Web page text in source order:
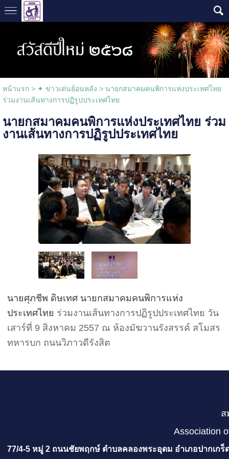
หน้าแรก> ✦ ข่าวเด่นย้อนหลัง > นายกสมาคมคนพิการแห่งประเทศไทย
ร่วมงานเส้นทางการปฏิรูปประเทศไทย
นายกสมาคมคนพิการแห่งประเทศไทย ร่วม
งานเส้นทางการปฏิรูปประเทศไทย
นายศุภชีพ ดิษเทศ นายกสมาคมคนพิการแห่ง
ประเทศไทย ร่วมงานเส้นทางการปฏิรูปประเทศไทย วัน
เสาร์ที่ 9 สิงหาคม 2557 ณ ห้องมัฆวานรังสรรค์ สโมสร
ทหารบก ถนนวิภาวดีรังสิต
ส
Association
77/4-5 หมู่ 2 ถนนชัยพฤกษ์ ตำบลคลองพระอุดม อำเภอปากเกร็